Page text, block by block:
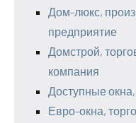
Дом-люкс,
предприятие
Домстрой,
компания
Доступные
Евро-окна,